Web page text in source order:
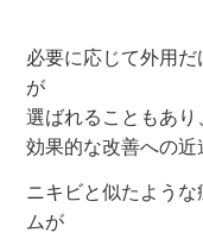
必要に応じて外用
が
選ばれることもあ
効果的な改善への近
ニキビと似たよう
ムが